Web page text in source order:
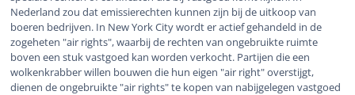
Nederland zou dat emissierechten kunnen zijn bij de uitkoop van
boeren bedrijven. In New York City wordt er actief gehandeld in de
zogeheten "air rights", waarbij de rechten van ongebruikte ruimte
boven een stuk vastgoed kan worden verkocht. Partijen die een
wolkenkrabber willen bouwen die hun eigen "air right" overstijgt,
dienen de ongebruikte "air rights" te kopen van nabijgelegen vastgoed